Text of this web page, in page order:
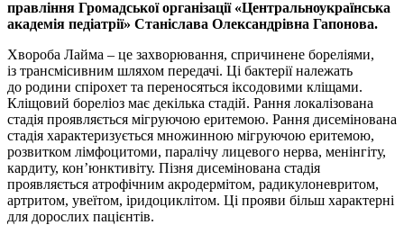
правління Громадської організації «Цент­рально­українська
академія педіатрії» Станіслава Олександрівна Гапонова.
Хвороба Лайма – це захворювання, спричинене бореліями,
із трансмісивним шляхом передачі. Ці бактерії належать
до родини спірохет та переносяться іксодовими кліщами.
Кліщовий бореліоз має декілька стадій. Рання локалізована
стадія проявляється мігруючою еритемою. Рання дисемінована
стадія характеризується множинною мігруючою еритемою,
розвитком лімфоцитоми, паралічу лицевого нерва, менінгіту,
кардиту, кон’юнктивіту. Пізня дисемінована стадія
проявляється атрофічним акродермітом, радикулоневритом,
артритом, увеїтом, іридоциклітом. Ці прояви більш характерні
для дорослих пацієнтів.